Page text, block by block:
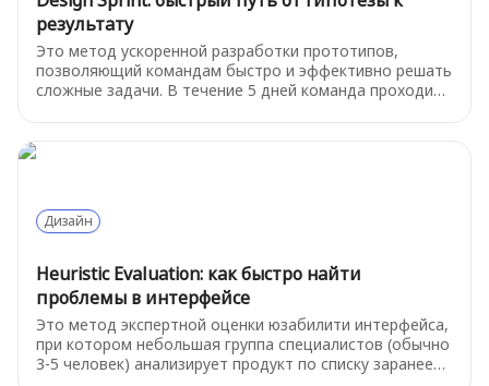
результату
Это метод ускоренной разработки прототипов,
позволяющий командам быстро и эффективно решать
сложные задачи. В течение 5 дней команда проходит
Дизайн
Heuristic Evaluation: как быстро найти
проблемы в интерфейсе
Это метод экспертной оценки юзабилити интерфейса,
при котором небольшая группа специалистов (обычно
3-5 человек) анализирует продукт по списку заранее